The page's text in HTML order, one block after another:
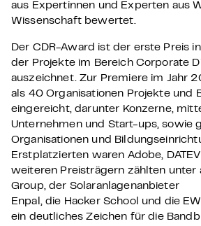
aus Expertinnen und Experten aus
Wissenschaft bewertet.
Der CDR-Award ist der erste Preis
der Projekte im Bereich Corporate
auszeichnet. Zur Premiere im Jahr
als 40 Organisationen Projekte und
eingereicht, darunter Konzerne,
Unternehmen und Start-ups, sowie
Organisationen und
Erstplatzierten waren Adobe,
weiteren Preisträgern zählten unter
Group, der Solaranlagenanbieter
Enpal, die Hacker School und die
ein deutliches Zeichen für die